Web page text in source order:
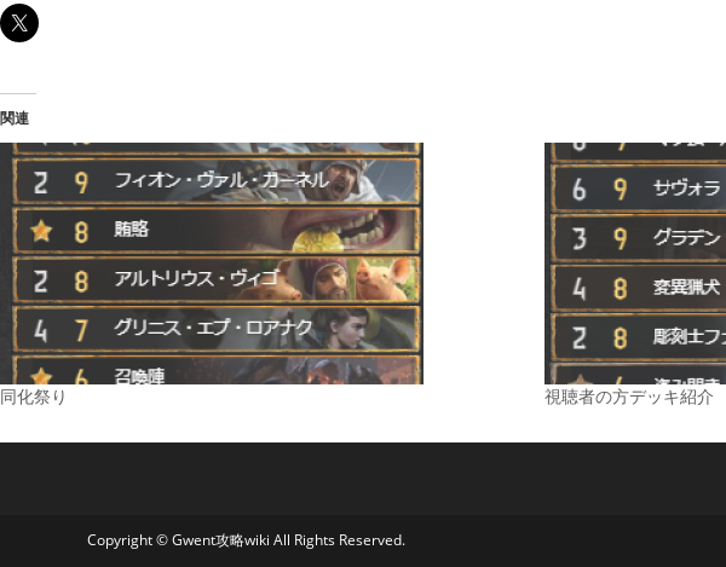
関連
同化祭り 視聴者の方デッキ紹介
Copyright © Gwent攻略wiki All Rights Reserved.